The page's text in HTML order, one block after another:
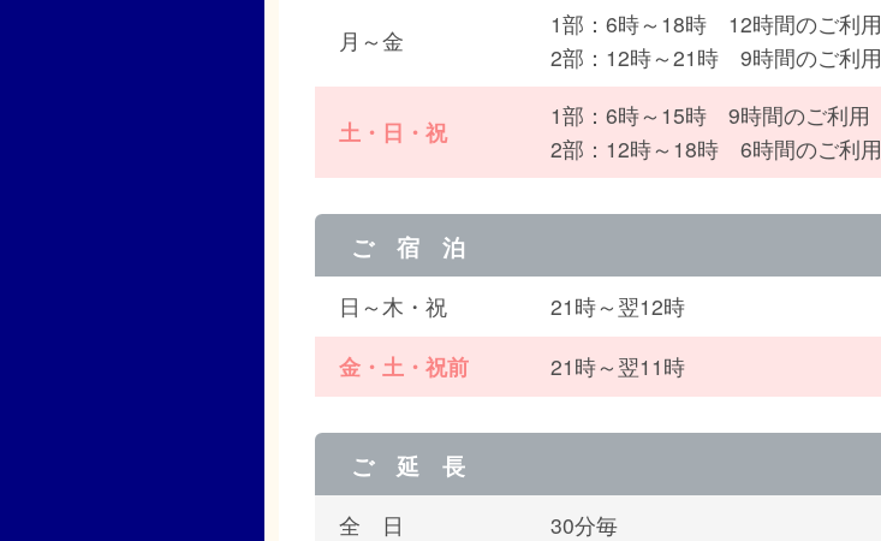
月～金
1部：6時～18時 12時間のご利用
2部：12時～21時 9時間のご利用
土・日・祝
1部：6時～15時 9時間のご利用
2部：12時～18時 6時間のご利用
ご 宿 泊
日～木・祝
21時～翌12時
金・土・祝前
21時～翌11時
ご 延 長
全 日 30分毎